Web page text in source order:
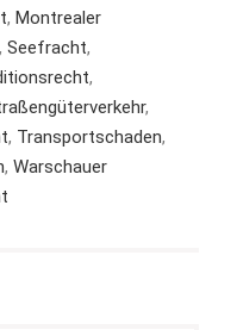
, Montrealer
, Seefracht,
,
,
, Transportschaden,
, Warschauer